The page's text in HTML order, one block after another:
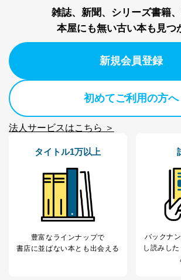
e-mail：cs@fujisan.co.jp
改訂：2025年2月20日
制定：2005年4月1日
株式会社富士山マガジンサービス
代表取締役会長 西野 伸一郎
１．個人情報保護管理者
当社は以下の個人情報保護管理者を設置
護管理者の責任のもと、個人情報を取得・
株式会社富士山マガジンサービス
代表取締役会長 西野 伸一郎
個人情報保護管理者: 経営管理グループデ
当社が取り扱う開示対象個人情報の利用
雑誌、新聞、シリーズ書籍
本屋にも無い古い本も見つ
新規会員登録
初めてご利用の方へ
法人サービスはこちら ＞
タイトル1万以上
豊富なラインナップで
書店に並ばない本とも出会える
バックナ
し読み し